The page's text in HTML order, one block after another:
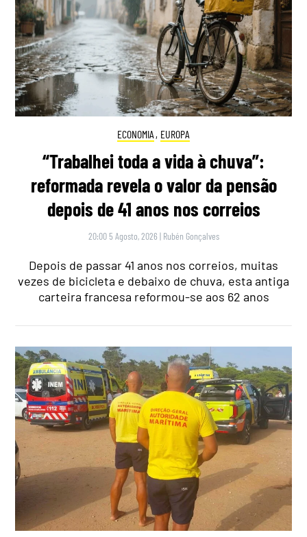
ECONOMIA , EUROPA
“Trabalhei toda a vida à chuva”:
reformada revela o valor da pensão
depois de 41 anos nos correios
20:00 5 Agosto, 2026 | Rubén Gonçalves
Depois de passar 41 anos nos correios, muitas
vezes de bicicleta e debaixo de chuva, esta antiga
carteira francesa reformou-se aos 62 anos